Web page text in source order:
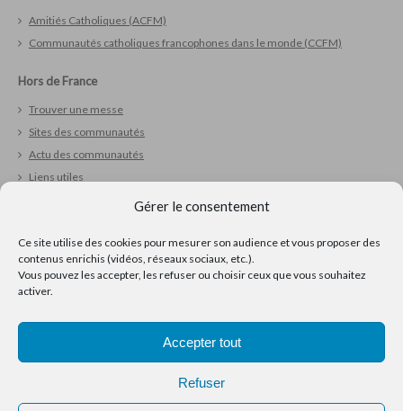
Gérer le consentement
Ce site utilise des cookies pour mesurer son audience et vous proposer des
contenus enrichis (vidéos, réseaux sociaux, etc.).
Vous pouvez les accepter, les refuser ou choisir ceux que vous souhaitez
activer.
Accepter tout
Refuser
Amitiés Catholiques (ACFM)
Communautés catholiques francophones dans le monde (CCFM)
Hors de France
Trouver une messe
Sites des communautés
Actu des communautés
Liens utiles
Réfléchir
Prier
Ressources pour la pastorale